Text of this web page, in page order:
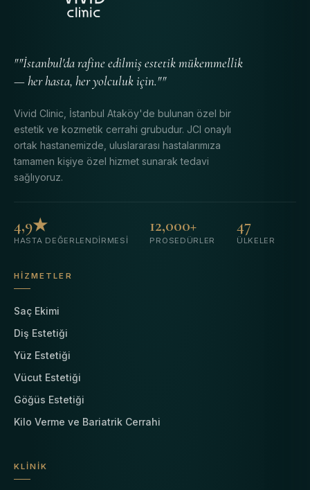
""İstanbul'da rafine edilmiş estetik mükemmellik
— her hasta, her yolculuk için.""
Vivid Clinic, İstanbul Ataköy'de bulunan özel bir
estetik ve kozmetik cerrahi grubudur. JCI onaylı
ortak hastanemizde, uluslararası hastalarımıza
tamamen kişiye özel hizmet sunarak tedavi
sağlıyoruz.
4,9★
HASTA DEĞERLENDIRMESI
12,000+
PROSEDÜRLER
47
ÜLKELER
HIZMETLER
Saç Ekimi
Diş Estetiği
Yüz Estetiği
Vücut Estetiği
Göğüs Estetiği
Kilo Verme ve Bariatrik Cerrahi
KLINIK